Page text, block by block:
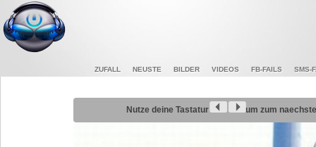
ZUFALL NEUSTE BILDER VIDEOS FB-FAILS SMS-
Nutze deine Tastatur um zum